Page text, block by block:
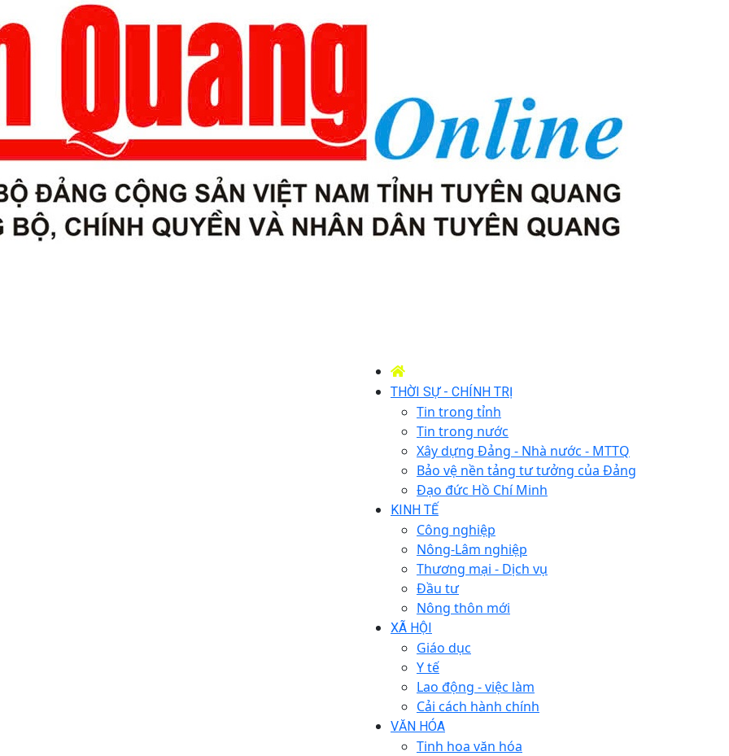
THỜI SỰ - CHÍNH TRỊ
Tin trong tỉnh
Tin trong nước
Xây dựng Đảng - Nhà nước - MTTQ
Bảo vệ nền tảng tư tưởng của Đảng
Đạo đức Hồ Chí Minh
KINH TẾ
Công nghiệp
Nông-Lâm nghiệp
Thương mại - Dịch vụ
Đầu tư
Nông thôn mới
XÃ HỘI
Giáo dục
Y tế
Lao động - việc làm
Cải cách hành chính
VĂN HÓA
Tinh hoa văn hóa